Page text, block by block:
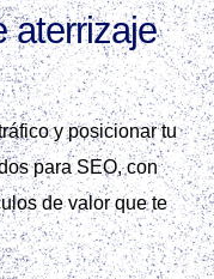
aterrizaje
y posicionar tu
para SEO, con
de valor que te